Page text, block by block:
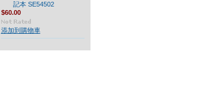
記本 SE54502
$60.00
添加到購物車